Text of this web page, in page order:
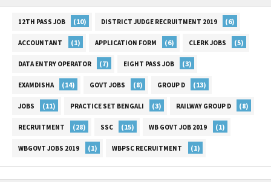
12TH PASS JOB (10) DISTRICT JUDGE RECRUITMENT 2019 (6)
ACCOUNTANT (1) APPLICATION FORM (6) CLERK JOBS (5)
DATA ENTRY OPERATOR (7) EIGHT PASS JOB (3)
EXAMDISHA (14) GOVT JOBS (8) GROUP D (13)
JOBS (11) PRACTICE SET BENGALI (3) RAILWAY GROUP D (8)
RECRUITMENT (28) SSC (15) WB GOVT JOB 2019 (1)
WBGOVT JOBS 2019 (1) WBPSC RECRUITMENT (1)